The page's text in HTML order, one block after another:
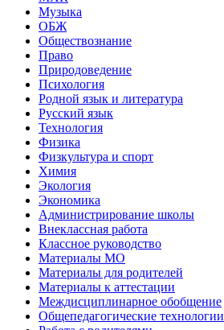
Музыка
ОБЖ
Обществознание
Право
Природоведение
Психология
Родной язык и литература
Русский язык
Технология
Физика
Физкультура и спорт
Химия
Экология
Экономика
Администрирование школы
Внеклассная работа
Классное руководство
Материалы МО
Материалы для родителей
Материалы к аттестации
Междисциплинарное обобщение
Общепедагогические технологии